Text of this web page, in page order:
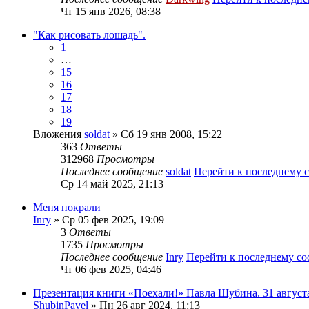
Чт 15 янв 2026, 08:38
"Как рисовать лошадь".
1
…
15
16
17
18
19
Вложения soldat » Сб 19 янв 2008, 15:22
363 Ответы
312968 Просмотры
Последнее сообщение soldat Перейти к последнему
Ср 14 май 2025, 21:13
Меня покрали
Inry » Ср 05 фев 2025, 19:09
3 Ответы
1735 Просмотры
Последнее сообщение Inry Перейти к последнему
Чт 06 фев 2025, 04:46
Презентация книги «Поехали!» Павла Шубина. 31
ShubinPavel » Пн 26 авг 2024, 11:13